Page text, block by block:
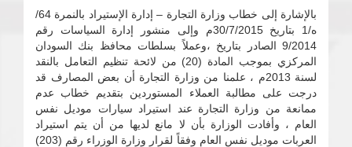
بالإشارة إلى خطاب وزارة التجارة – إدارة الإستيراد بالنمرة 64/
ه/1 بتاريخ 30/7/2015م وإلى منشور إدارة السياسات رقم
9/2014 الصادر بتاريخ ،وعملاً بسلطات محافظ بنك السودان
المركزي بموجب المادة (20) من لائحة تنظيم التعامل بالنقد
لسنة 2013م ، علمنا من وزارة التجارة أن بعض المصارف قد
درجت على مطالبة العملاء المستوردين بتقديم خطاب عدم
ممانعة من وزارة التجارة عند استيراد سيارات موديل نفس
العام ، وأفادت الوزارة بأن لا مانع لديها من أن يتم استيراد
العربات موديل نفس العام وفقاً لقرار وزارة الوزراء رقم (203)